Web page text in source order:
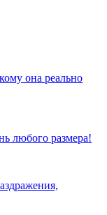
она реально
любого размера!